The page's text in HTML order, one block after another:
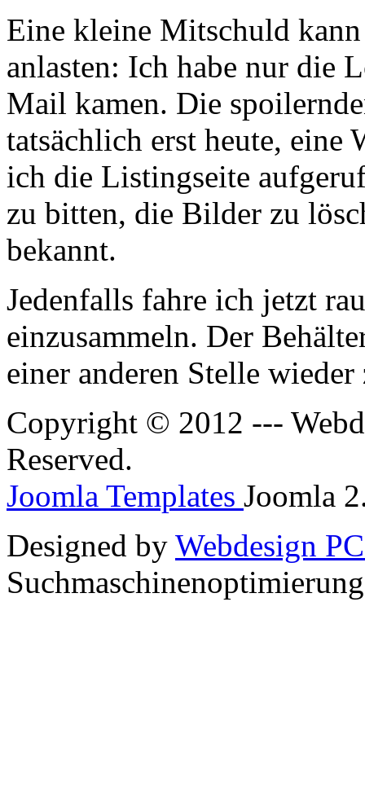
Eine kleine Mitschuld
anlasten: Ich habe nur die
Mail kamen. Die
tatsächlich erst heute, eine
ich die Listingseite
zu bitten, die Bilder zu
bekannt.
Jedenfalls fahre ich jetzt
einzusammeln. Der
einer anderen Stelle
Copyright © 2012 ---
Reserved.
Joomla Templates Joomla
Designed by Webdesign